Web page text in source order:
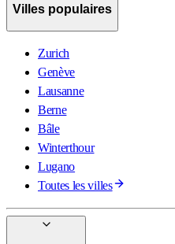
Villes populaires
Zurich
Genève
Lausanne
Berne
Bâle
Winterthour
Lugano
Toutes les villes